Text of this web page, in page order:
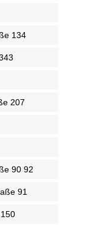
134
207
90 92
91